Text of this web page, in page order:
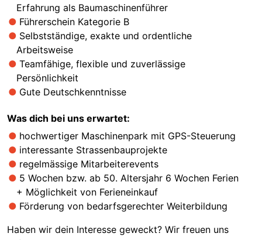
Erfahrung als Baumaschinenführer
Führerschein Kategorie B
Selbstständige, exakte und ordentliche
Arbeitsweise
Teamfähige, flexible und zuverlässige
Persönlichkeit
Gute Deutschkenntnisse
Was dich bei uns erwartet:
hochwertiger Maschinenpark mit GPS-Steuerung
interessante Strassenbauprojekte
regelmässige Mitarbeiterevents
5 Wochen bzw. ab 50. Altersjahr 6 Wochen Ferien
+ Möglichkeit von Ferieneinkauf
Förderung von bedarfsgerechter Weiterbildung
Haben wir dein Interesse geweckt? Wir freuen uns